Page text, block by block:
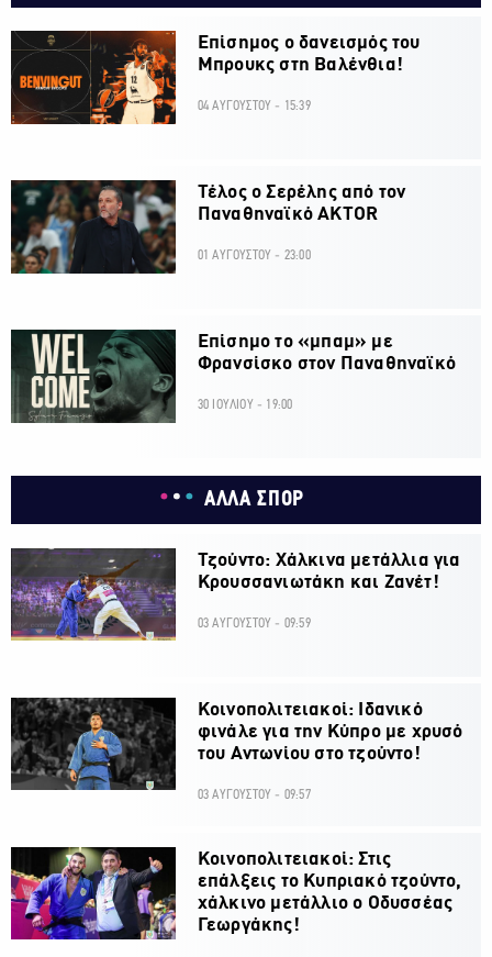
Επίσημος ο δανεισμός του
Μπρουκς στη Βαλένθια!
04 ΑΥΓΟΥΣΤΟΥ - 15:39
Τέλος ο Σερέλης από τον
Παναθηναϊκό AKTOR
01 ΑΥΓΟΥΣΤΟΥ - 23:00
Επίσημο το «μπαμ» με
Φρανσίσκο στον Παναθηναϊκό
30 ΙΟΥΛΙΟΥ - 19:00
ΑΛΛΑ ΣΠΟΡ
Τζούντο: Χάλκινα μετάλλια για
Κρουσσανιωτάκη και Ζανέτ!
03 ΑΥΓΟΥΣΤΟΥ - 09:59
Κοινοπολιτειακοί: Ιδανικό
φινάλε για την Κύπρο με χρυσό
του Αντωνίου στο τζούντο!
03 ΑΥΓΟΥΣΤΟΥ - 09:57
Κοινοπολιτειακοί: Στις
επάλξεις το Κυπριακό τζούντο,
χάλκινο μετάλλιο ο Οδυσσέας
Γεωργάκης!